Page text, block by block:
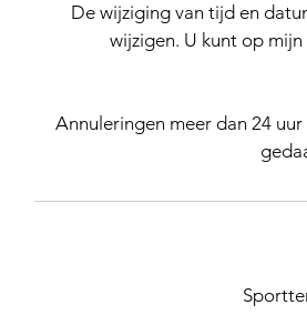
De wijziging van tijd en
wijzigen. U kunt op
Annuleringen meer dan 24